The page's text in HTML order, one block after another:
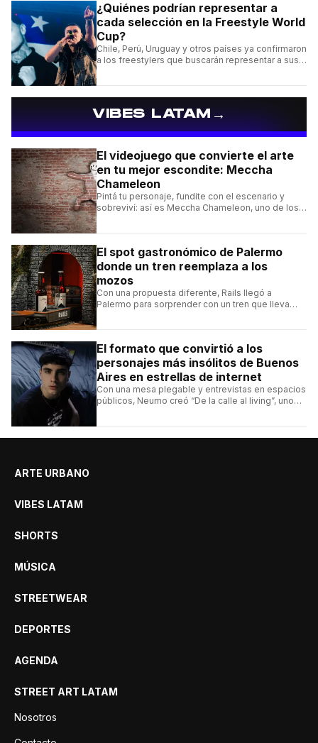
¿Quiénes podrían representar a
cada selección en la Freestyle World
Cup?
Chile, Perú, Uruguay y otros países ya confirmaron
a los freestylers que buscarán representar a sus
VIBES LATAM→
El videojuego que convierte el arte
en tu mejor escondite: Meccha
Chameleon
Pintá tu personaje, fundite con el escenario y
sobreviví: así es Meccha Chameleon, uno de los
El spot gastronómico de Palermo
donde un tren reemplaza a los
mozos
Con una propuesta diferente, Rails llegó a
Palermo para sorprender con un tren que lleva
El formato que convirtió a los
personajes más insólitos de Buenos
Aires en estrellas de internet
Con una mesa plegable y entrevistas en espacios
públicos, Neumo creó “De la calle al living”, uno
ARTE URBANO
VIBES LATAM
SHORTS
MÚSICA
STREETWEAR
DEPORTES
AGENDA
STREET ART LATAM
Nosotros